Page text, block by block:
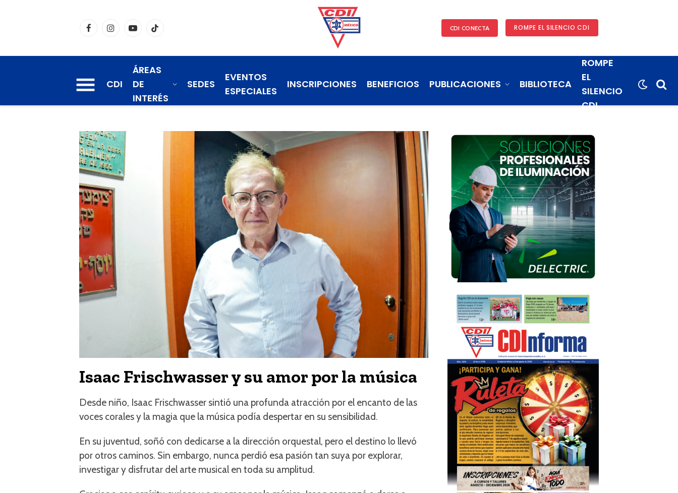
FacebookInstagramYouTubeTikTok CDI CONECTA ROMPE EL SILENCIO CDI
CDI
ÁREAS
DE
INTERÉS
SEDES
EVENTOS
ESPECIALES
INSCRIPCIONES BENEFICIOS PUBLICACIONES BIBLIOTECA
ROMPE
EL
SILENCIO
CDI
Isaac Frischwasser y su amor por la música
Desde niño, Isaac Frischwasser sintió una profunda atracción por el encanto de las
voces corales y la magia que la música podía despertar en su sensibilidad.
En su juventud, soñó con dedicarse a la dirección orquestal, pero el destino lo llevó
por otros caminos. Sin embargo, nunca perdió esa pasión tan suya por explorar,
investigar y disfrutar del arte musical en toda su amplitud.